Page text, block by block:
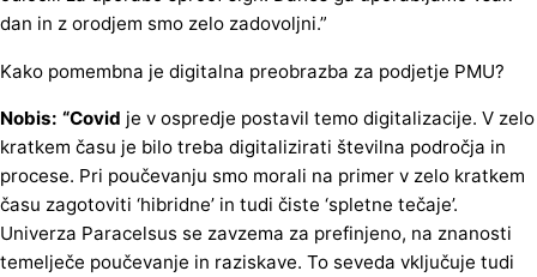
dan in z orodjem smo zelo zadovoljni.”
Kako pomembna je digitalna preobrazba za podjetje PMU?
Nobis: “Covid je v ospredje postavil temo digitalizacije. V zelo
kratkem času je bilo treba digitalizirati številna področja in
procese. Pri poučevanju smo morali na primer v zelo kratkem
času zagotoviti ‘hibridne’ in tudi čiste ‘spletne tečaje’.
Univerza Paracelsus se zavzema za prefinjeno, na znanosti
temelječe poučevanje in raziskave. To seveda vključuje tudi